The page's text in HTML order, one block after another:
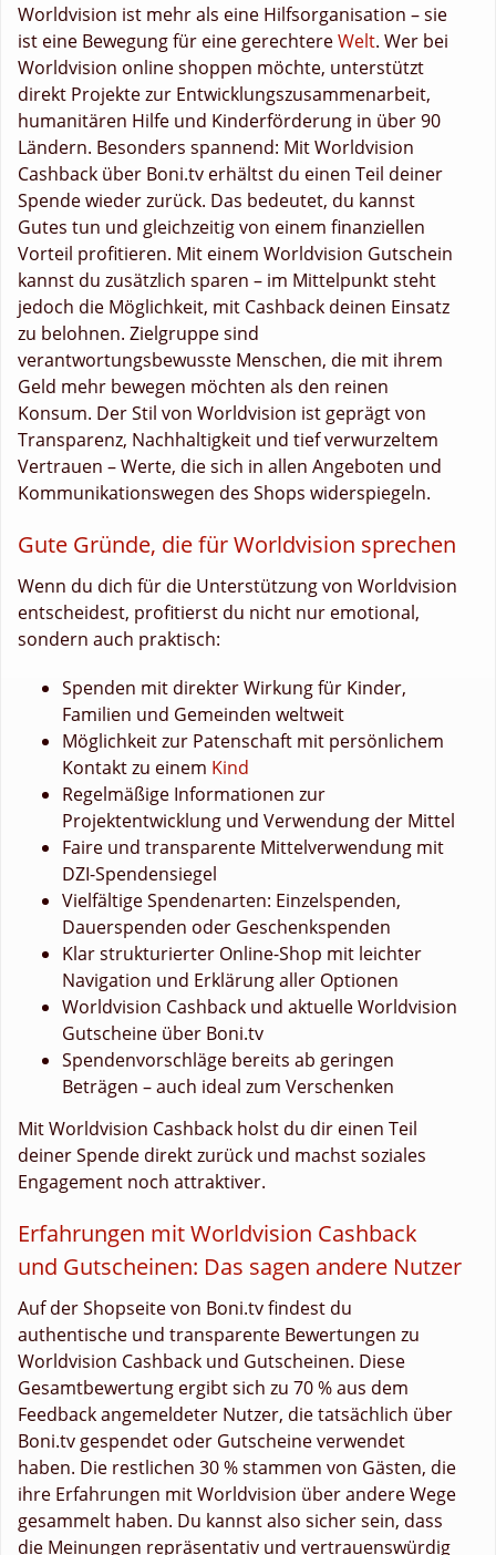
Worldvision ist mehr als eine Hilfsorganisation – sie
ist eine Bewegung für eine gerechtereWelt. Wer bei
Worldvision online shoppen möchte, unterstützt
direkt Projekte zur Entwicklungszusammenarbeit,
humanitären Hilfe und Kinderförderung in über 90
Ländern. Besonders spannend: Mit Worldvision
Cashback über Boni.tv erhältst du einen Teil deiner
Spende wieder zurück. Das bedeutet, du kannst
Gutes tun und gleichzeitig von einem finanziellen
Vorteil profitieren. Mit einem Worldvision Gutschein
kannst du zusätzlich sparen – im Mittelpunkt steht
jedoch die Möglichkeit, mit Cashback deinen Einsatz
zu belohnen. Zielgruppe sind
verantwortungsbewusste Menschen, die mit ihrem
Geld mehr bewegen möchten als den reinen
Konsum. Der Stil von Worldvision ist geprägt von
Transparenz, Nachhaltigkeit und tief verwurzeltem
Vertrauen – Werte, die sich in allen Angeboten und
Kommunikationswegen des Shops widerspiegeln.
Gute Gründe, die für Worldvision sprechen
Wenn du dich für die Unterstützung von Worldvision
entscheidest, profitierst du nicht nur emotional,
sondern auch praktisch:
Spenden mit direkter Wirkung für Kinder,
Familien und Gemeinden weltweit
Möglichkeit zur Patenschaft mit persönlichem
Kontakt zu einem Kind
Regelmäßige Informationen zur
Projektentwicklung und Verwendung der Mittel
Faire und transparente Mittelverwendung mit
DZI-Spendensiegel
Vielfältige Spendenarten: Einzelspenden,
Dauerspenden oder Geschenkspenden
Klar strukturierter Online-Shop mit leichter
Navigation und Erklärung aller Optionen
Worldvision Cashback und aktuelle Worldvision
Gutscheine über Boni.tv
Spendenvorschläge bereits ab geringen
Beträgen – auch ideal zum Verschenken
Mit Worldvision Cashback holst du dir einen Teil
deiner Spende direkt zurück und machst soziales
Engagement noch attraktiver.
Erfahrungen mit Worldvision Cashback
und Gutscheinen: Das sagen andere Nutzer
Auf der Shopseite von Boni.tv findest du
authentische und transparente Bewertungen zu
Worldvision Cashback und Gutscheinen. Diese
Gesamtbewertung ergibt sich zu 70 % aus dem
Feedback angemeldeter Nutzer, die tatsächlich über
Boni.tv gespendet oder Gutscheine verwendet
haben. Die restlichen 30 % stammen von Gästen, die
ihre Erfahrungen mit Worldvision über andere Wege
gesammelt haben. Du kannst also sicher sein, dass
die Meinungen repräsentativ und vertrauenswürdig